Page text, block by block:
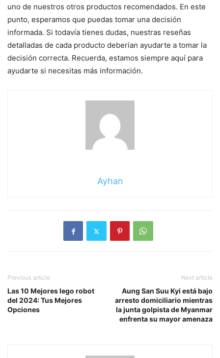
uno de nuestros otros productos recomendados. En este
punto, esperamos que puedas tomar una decisión
informada. Si todavía tienes dudas, nuestras reseñas
detalladas de cada producto deberían ayudarte a tomar la
decisión correcta. Recuerda, estamos siempre aquí para
ayudarte si necesitas más información.
Ayhan
Previous article
Las 10 Mejores lego robot
del 2024: Tus Mejores
Opciones
Next article
Aung San Suu Kyi está bajo
arresto domiciliario mientras
la junta golpista de Myanmar
enfrenta su mayor amenaza